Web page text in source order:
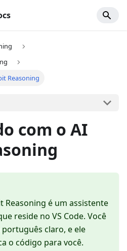
Reasoning
com o AI
Reasoning é um assistente
reside no VS Code. Você
claro, e ele
o código para você.